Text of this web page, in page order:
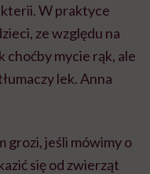
W praktyce
ze względu na
choćby mycie rąk, ale
lek. Anna
grozi, jeśli mówimy o
się od zwierząt